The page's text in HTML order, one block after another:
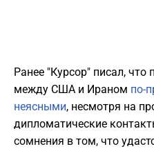
Ранее "Курсор" писал,
между США и Ираном по-
неясными, несмотря на
дипломатические
сомнения в том, что